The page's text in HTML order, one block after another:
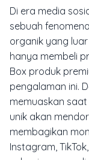
Di era media
sebuah
organik yang
hanya membeli
Box produk
pengalaman ini.
memuaskan
unik akan
membagikan
Instagram,